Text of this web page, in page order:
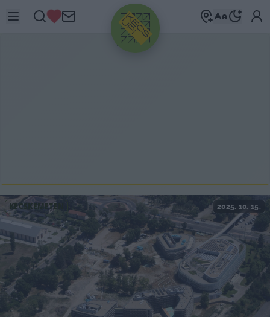
HIRDETÉS
KECSKEMÉTEN 2025. 10. 15.